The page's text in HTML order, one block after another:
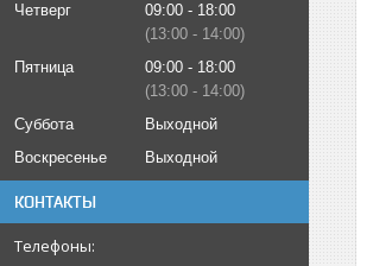
Четверг
09:00
18:00
13:00
14:00
Пятница
09:00
18:00
13:00
14:00
Суббота
Выходной
Воскресенье
Выходной
КОНТАКТЫ